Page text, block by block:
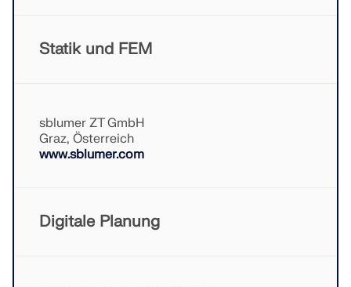
Geo-Zonen-Tool
Der Dlubal-Onlinedienst bietet Zonenkarten zur
schnellen Ermittlung von Schneelasten,
LASTZONEN PRÜFEN
Statik und FEM
sblumer ZT GmbH
Graz, Österreich
www.sblumer.com
Digitale Planung